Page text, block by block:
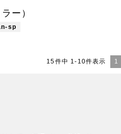
ー）
sp
15件中 1- 10件表示 1